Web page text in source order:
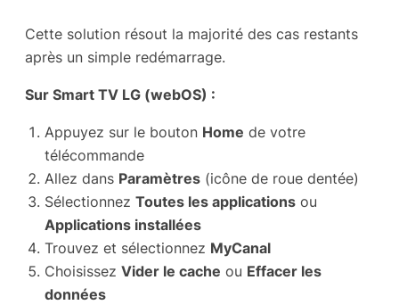
Cette solution résout la majorité des cas restants
après un simple redémarrage.
Sur Smart TV LG (webOS) :
Appuyez sur le bouton Home de votre
télécommande
Allez dans Paramètres (icône de roue dentée)
Sélectionnez Toutes les applications ou
Applications installées
Trouvez et sélectionnez MyCanal
Choisissez Vider le cache ou Effacer les
données